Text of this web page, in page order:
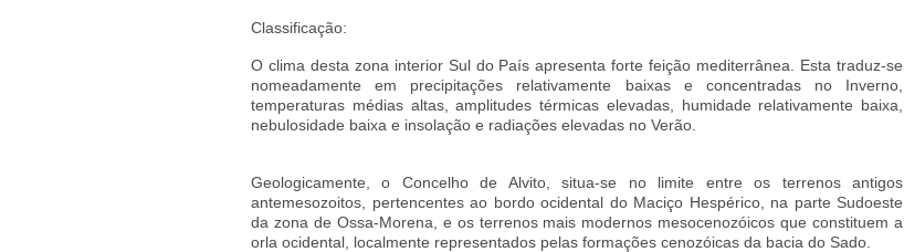
Classificação:
O clima desta zona interior Sul do País apresenta forte feição mediterrânea. Esta traduz-se
nomeadamente em precipitações relativamente baixas e concentradas no Inverno,
temperaturas médias altas, amplitudes térmicas elevadas, humidade relativamente baixa,
nebulosidade baixa e insolação e radiações elevadas no Verão.
Geologicamente, o Concelho de Alvito, situa-se no limite entre os terrenos antigos
antemesozoitos, pertencentes ao bordo ocidental do Maciço Hespérico, na parte Sudoeste
da zona de Ossa-Morena, e os terrenos mais modernos mesocenozóicos que constituem a
orla ocidental, localmente representados pelas formações cenozóicas da bacia do Sado.